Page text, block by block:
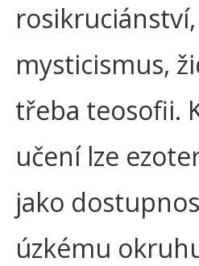
mysticismus,
třeba teosofii.
učení lze
jako
úzkému